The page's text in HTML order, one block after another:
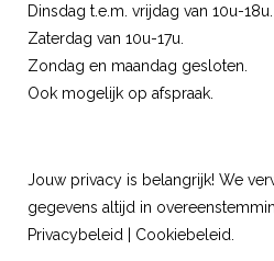
Dinsdag t.e.m. vrijdag van 10u-18u.
Zaterdag van 10u-17u.
Zondag en maandag gesloten.
Ook mogelijk op afspraak.
Jouw privacy is belangrijk! We
gegevens altijd in
Privacybeleid
Cookiebeleid.